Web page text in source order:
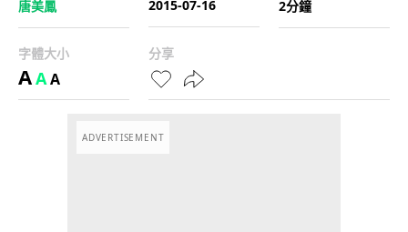
唐美鳳
2015-07-16
2分鐘
字體大小
AAA
分享
ADVERTISEMENT